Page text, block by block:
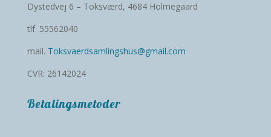
Dystedvej 6 – Toksværd, 4684 Holmegaard
tlf. 55562040
mail. Toksvaerdsamlingshus@gmail.com
CVR: 26142024
Betalingsmetoder